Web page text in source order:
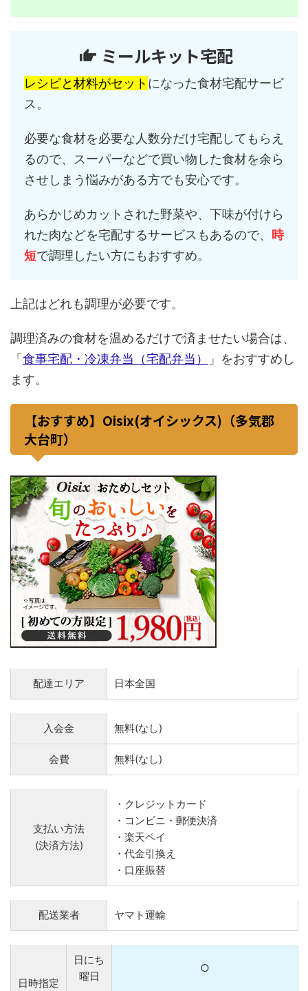
ミールキット宅配
レシピと材料がセット になった食材宅配サービ
ス。
必要な食材を必要な人数分だけ宅配してもらえ
るので、スーパーなどで買い物した食材を余ら
させしまう悩みがある方でも安心です。
あらかじめカットされた野菜や、下味が付けら
れた肉などを宅配するサービスもあるので、
時
短で調理したい方にもおすすめ。
上記はどれも調理が必要です。
調理済みの食材を温めるだけで済ませたい場合は、
「 食事宅配・冷凍弁当（宅配弁当）
」をおすすめし
ます。
【おすすめ】Oisix(オイシックス)（多気郡
大台町）
配達エリア 日本全国
入会金 無料(なし)
会費 無料(なし)
支払い方法
(決済方法)
・クレジットカード
・コンビニ・郵便決済
・楽天ペイ
・代金引換え
・口座振替
配送業者 ヤマト運輸
日時指定
日にち
曜日
○